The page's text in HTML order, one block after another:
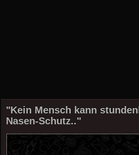
"Kein Mensch kann
Nasen-Schutz.."